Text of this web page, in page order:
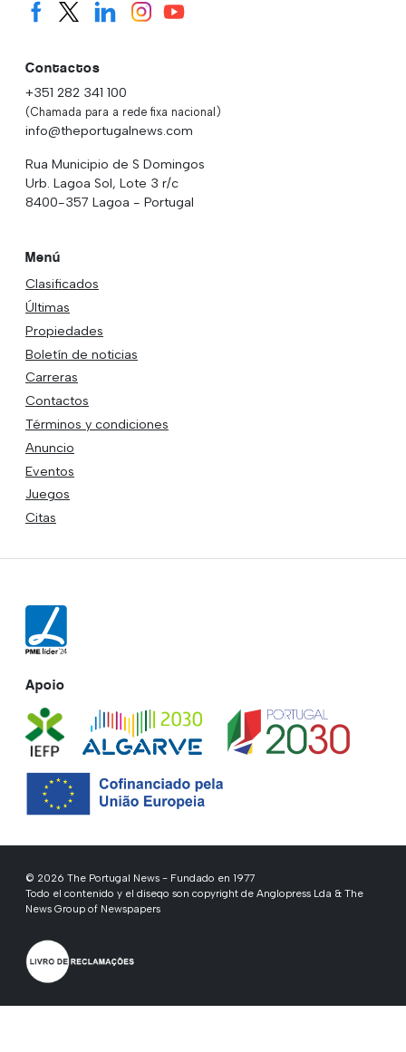
Contactos
+351 282 341 100
(Chamada para a rede fixa nacional)
info@theportugalnews.com
Rua Municipio de S Domingos
Urb. Lagoa Sol, Lote 3 r/c
8400-357 Lagoa - Portugal
Menú
Clasificados
Últimas
Propiedades
Boletín de noticias
Carreras
Contactos
Términos y condiciones
Anuncio
Eventos
Juegos
Citas
Apoio
© 2026 The Portugal News - Fundado en 1977
Todo el contenido y el diseqo son copyright de Anglopress Lda & The
News Group of Newspapers